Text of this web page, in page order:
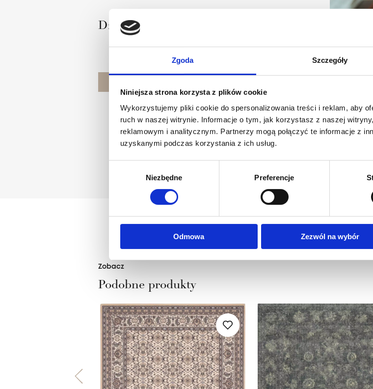
Zgoda Szczegóły
Niniejsza strona korzysta z plików cookie
Wykorzystujemy pliki cookie do spersonalizowania treści i reklam, aby
ruch w naszej witrynie. Informacje o tym, jak korzystasz z naszej
reklamowym i analitycznym. Partnerzy mogą połączyć te informacje z
uzyskanymi podczas korzystania z ich usług.
Niezbędne Preferencje
Odmowa Zezwól na wybór
Dział Wzornictwa Agnelli
Zobacz
Podobne produkty